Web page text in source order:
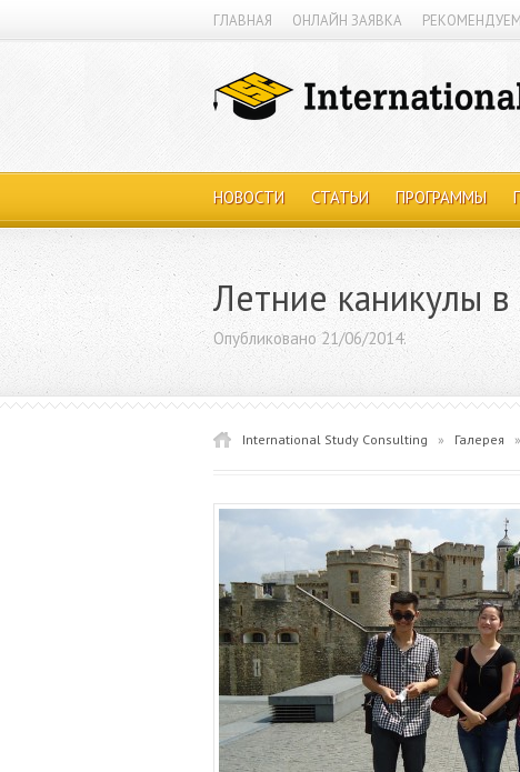
ГЛАВНАЯ ОНЛАЙН ЗАЯВКА РЕКОМЕНДУЕМ
НОВОСТИ СТАТЬИ ПРОГРАММЫ
Летние каникулы
Опубликовано 21/06/2014.
International Study Consulting » Галерея »